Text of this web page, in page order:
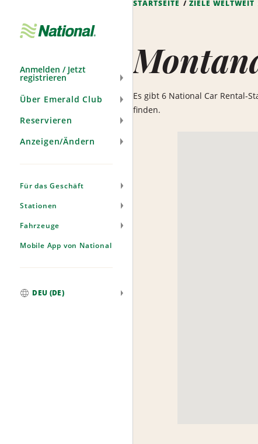
Anmelden / Jetzt
registrieren
Über Emerald Club
Reservieren
Anzeigen/Ändern
Für das Geschäft
Stationen
Fahrzeuge
Mobile App von National
DEU (DE)
STARTSEITE ZIELE WELTWEIT
Es gibt 6 National Car Rental-
finden.